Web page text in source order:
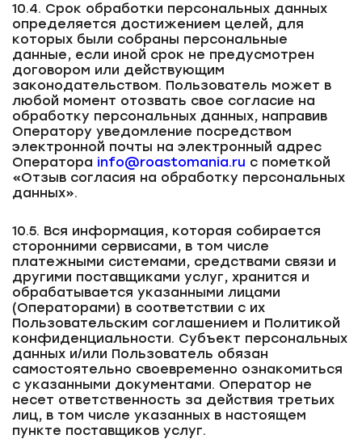
10.4. Срок обработки персональных данных
определяется достижением целей, для
которых были собраны персональные
данные, если иной срок не предусмотрен
договором или действующим
законодательством. Пользователь может в
любой момент отозвать свое согласие на
обработку персональных данных, направив
Оператору уведомление посредством
электронной почты на электронный адрес
Оператора info@roastomania.ru с пометкой
«Отзыв согласия на обработку персональных
данных».
10.5. Вся информация, которая собирается
сторонними сервисами, в том числе
платежными системами, средствами связи и
другими поставщиками услуг, хранится и
обрабатывается указанными лицами
(Операторами) в соответствии с их
Пользовательским соглашением и Политикой
конфиденциальности. Субъект персональных
данных и/или Пользователь обязан
самостоятельно своевременно ознакомиться
с указанными документами. Оператор не
несет ответственность за действия третьих
лиц, в том числе указанных в настоящем
пункте поставщиков услуг.